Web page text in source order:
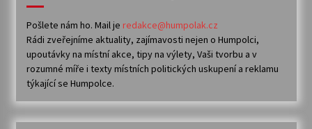
Pošlete nám ho. Mail je redakce@humpolak.cz
Rádi zveřejníme aktuality, zajímavosti nejen o Humpolci,
upoutávky na místní akce, tipy na výlety, Vaši tvorbu a v
rozumné míře i texty místních politických uskupení a reklamu
týkající se Humpolce.